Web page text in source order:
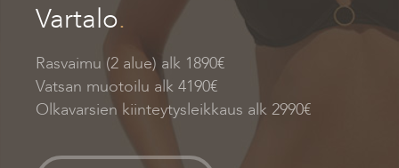
Vartalo.
Rasvaimu (2 alue) alk 1890€
Vatsan muotoilu alk 4190€
Olkavarsien kiinteytysleikkaus alk 2990€